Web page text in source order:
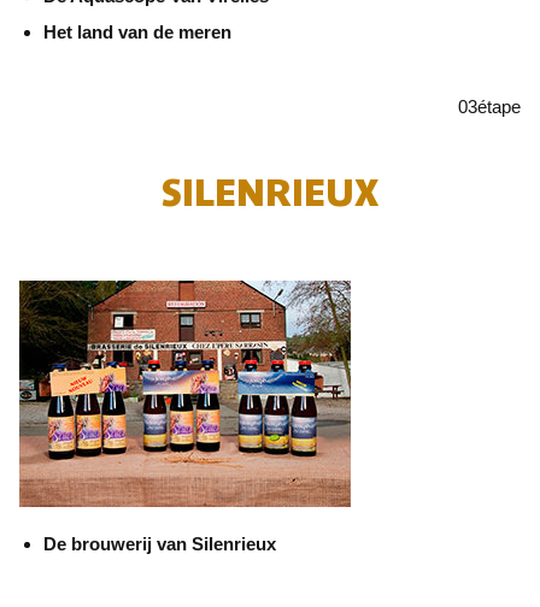
Het land van de meren
03étape
SILENRIEUX
De brouwerij van Silenrieux